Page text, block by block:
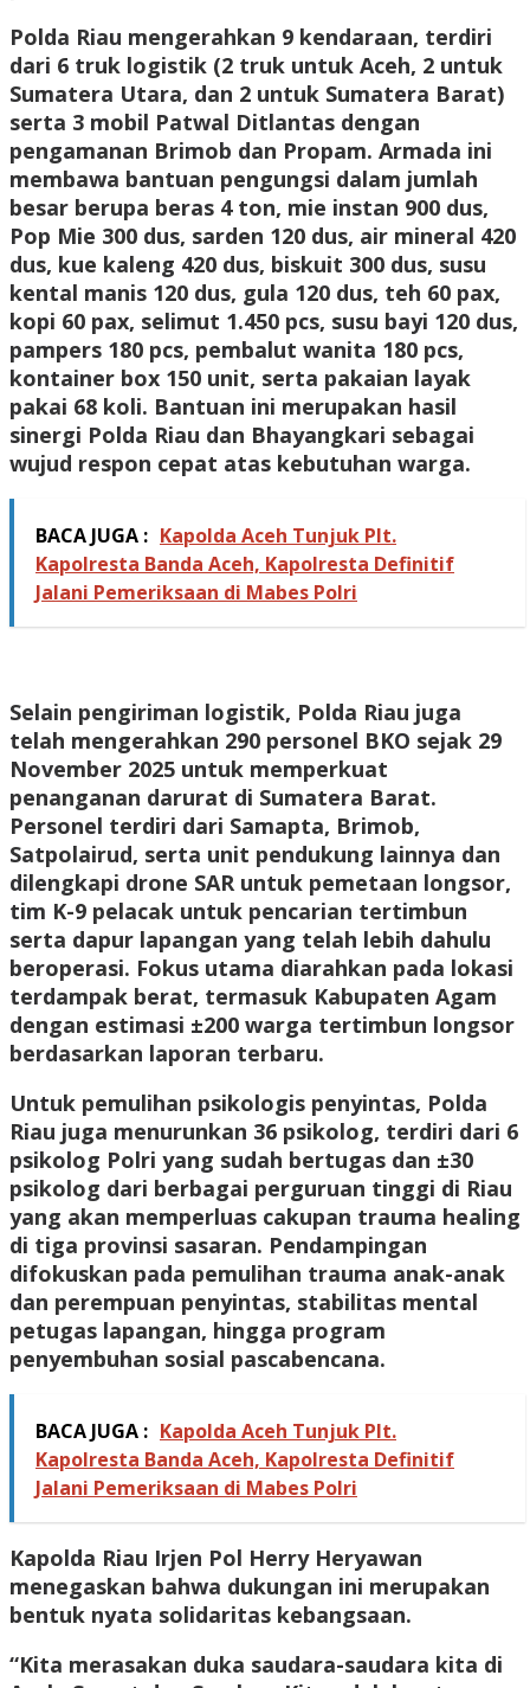
Polda Riau mengerahkan 9 kendaraan, terdiri
dari 6 truk logistik (2 truk untuk Aceh, 2 untuk
Sumatera Utara, dan 2 untuk Sumatera Barat)
serta 3 mobil Patwal Ditlantas dengan
pengamanan Brimob dan Propam. Armada ini
membawa bantuan pengungsi dalam jumlah
besar berupa beras 4 ton, mie instan 900 dus,
Pop Mie 300 dus, sarden 120 dus, air mineral 420
dus, kue kaleng 420 dus, biskuit 300 dus, susu
kental manis 120 dus, gula 120 dus, teh 60 pax,
kopi 60 pax, selimut 1.450 pcs, susu bayi 120 dus,
pampers 180 pcs, pembalut wanita 180 pcs,
kontainer box 150 unit, serta pakaian layak
pakai 68 koli. Bantuan ini merupakan hasil
sinergi Polda Riau dan Bhayangkari sebagai
wujud respon cepat atas kebutuhan warga.
BACA JUGA : Kapolda Aceh Tunjuk Plt.
Kapolresta Banda Aceh, Kapolresta Definitif
Jalani Pemeriksaan di Mabes Polri
Selain pengiriman logistik, Polda Riau juga
telah mengerahkan 290 personel BKO sejak 29
November 2025 untuk memperkuat
penanganan darurat di Sumatera Barat.
Personel terdiri dari Samapta, Brimob,
Satpolairud, serta unit pendukung lainnya dan
dilengkapi drone SAR untuk pemetaan longsor,
tim K-9 pelacak untuk pencarian tertimbun
serta dapur lapangan yang telah lebih dahulu
beroperasi. Fokus utama diarahkan pada lokasi
terdampak berat, termasuk Kabupaten Agam
dengan estimasi ±200 warga tertimbun longsor
berdasarkan laporan terbaru.
Untuk pemulihan psikologis penyintas, Polda
Riau juga menurunkan 36 psikolog, terdiri dari 6
psikolog Polri yang sudah bertugas dan ±30
psikolog dari berbagai perguruan tinggi di Riau
yang akan memperluas cakupan trauma healing
di tiga provinsi sasaran. Pendampingan
difokuskan pada pemulihan trauma anak-anak
dan perempuan penyintas, stabilitas mental
petugas lapangan, hingga program
penyembuhan sosial pascabencana.
BACA JUGA : Kapolda Aceh Tunjuk Plt.
Kapolresta Banda Aceh, Kapolresta Definitif
Jalani Pemeriksaan di Mabes Polri
Kapolda Riau Irjen Pol Herry Heryawan
menegaskan bahwa dukungan ini merupakan
bentuk nyata solidaritas kebangsaan.
“Kita merasakan duka saudara-saudara kita di